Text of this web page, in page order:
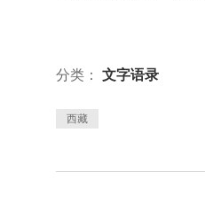
分类： 文字语录
西藏